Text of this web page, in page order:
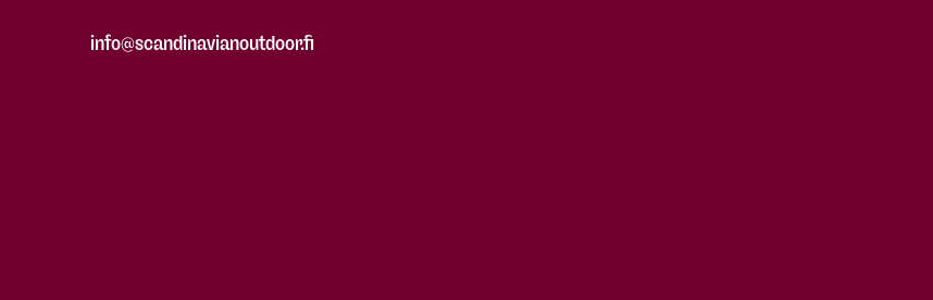
info@scandinavianoutdoor.fi